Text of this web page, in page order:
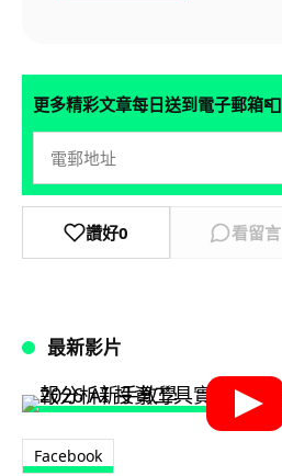
更多精彩文章每日送到電子郵箱📮
讚好0 看留言
最新影片
Facebook